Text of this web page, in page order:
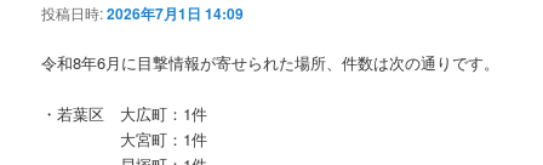
投稿日時:2026年7月1日 14:09
令和8年6月に目撃情報が寄せられた場所、件数は次の通りです。
・若葉区 大広町：1件
大宮町：1件